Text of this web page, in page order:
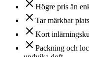
Högre pris än
Tar märkbar
Kort
Packning och